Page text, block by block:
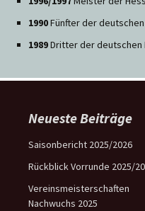
1990Fünfter der
1989Dritter der deutschen
Neueste Beiträge
Saisonbericht 2025/2026
Rückblick Vorrunde 2025/
Vereinsmeisterschaften
Nachwuchs 2025